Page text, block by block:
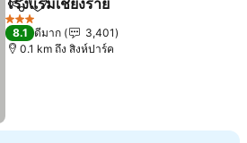
แชร์ เพิ่มในรายการโปรด
โรงแรมเชียงราย
3 ดาว
8.1 ดีมาก
3,401
0.1 km ถึง สิงห์ปาร์ค